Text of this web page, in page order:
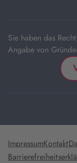
Sie haben das
Angabe von
ImpressumKontakt